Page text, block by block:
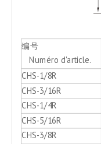
编号
Numéro d'article.
CHS-1/8R
CHS-3/16R
CHS-1/4R
CHS-5/16R
CHS-3/8R